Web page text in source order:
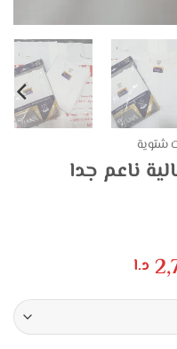
شتوية
ناعم جدا
د.ا.
د.ا
هو:
2,75 د.ا.